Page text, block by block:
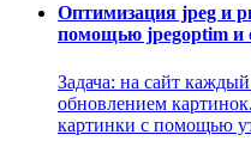
Оптимизация jpeg и
помощью jpegoptim и
Задача: на сайт
обновлением
картинки с помощью